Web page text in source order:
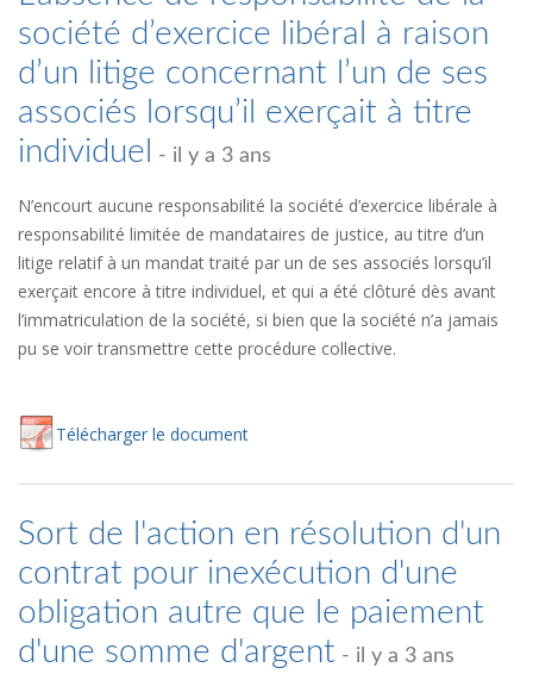
société d’exercice libéral à raison
d’un litige concernant l’un de ses
associés lorsqu’il exerçait à titre
individuel
- il y a 3 ans
N’encourt aucune responsabilité la société d’exercice libérale à
responsabilité limitée de mandataires de justice, au titre d’un
litige relatif à un mandat traité par un de ses associés lorsqu’il
exerçait encore à titre individuel, et qui a été clôturé dès avant
l’immatriculation de la société, si bien que la société n’a jamais
pu se voir transmettre cette procédure collective.
Télécharger le document
Sort de l'action en résolution d'un
contrat pour inexécution d'une
obligation autre que le paiement
d'une somme d'argent - il y a 3 ans